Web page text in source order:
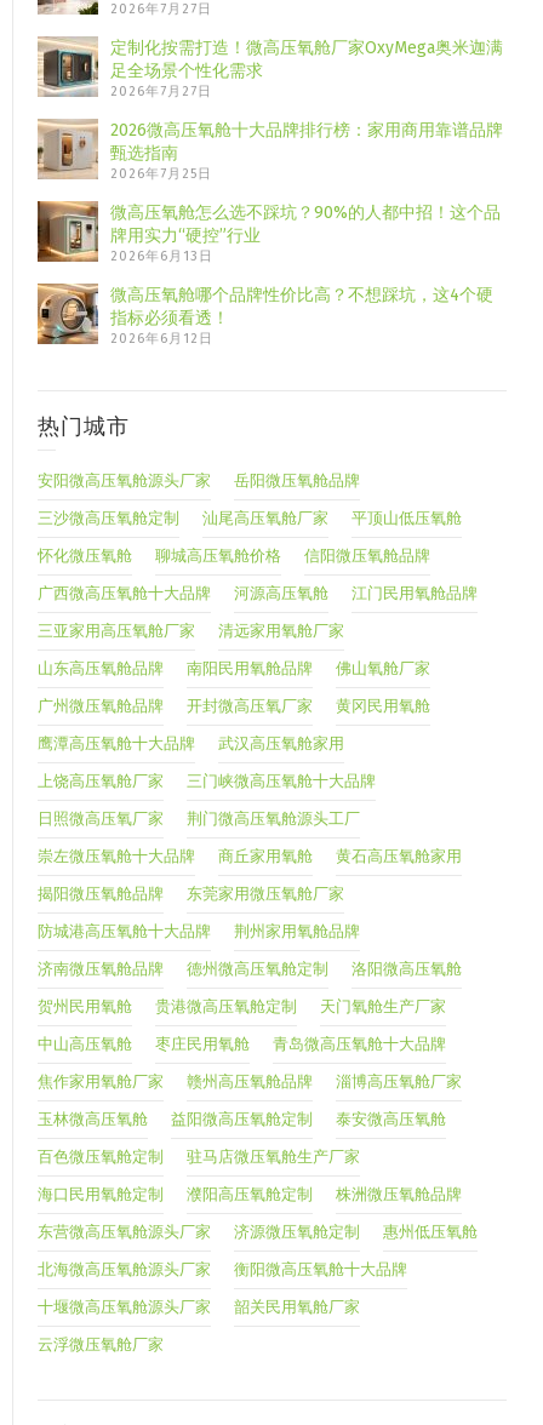
2026年7月27日
定制化按需打造！微高压氧舱厂家OxyMega奥米迦满
足全场景个性化需求
2026年7月27日
2026微高压氧舱十大品牌排行榜：家用商用靠谱品牌
甄选指南
2026年7月25日
微高压氧舱怎么选不踩坑？90%的人都中招！这个品
牌用实力“硬控”行业
2026年6月13日
微高压氧舱哪个品牌性价比高？不想踩坑，这4个硬
指标必须看透！
2026年6月12日
热门城市
安阳微高压氧舱源头厂家 岳阳微压氧舱品牌
三沙微高压氧舱定制 汕尾高压氧舱厂家 平顶山低压氧舱
怀化微压氧舱 聊城高压氧舱价格 信阳微压氧舱品牌
广西微高压氧舱十大品牌 河源高压氧舱 江门民用氧舱品牌
三亚家用高压氧舱厂家 清远家用氧舱厂家
山东高压氧舱品牌 南阳民用氧舱品牌 佛山氧舱厂家
广州微压氧舱品牌 开封微高压氧厂家 黄冈民用氧舱
鹰潭高压氧舱十大品牌 武汉高压氧舱家用
上饶高压氧舱厂家 三门峡微高压氧舱十大品牌
日照微高压氧厂家 荆门微高压氧舱源头工厂
崇左微压氧舱十大品牌 商丘家用氧舱 黄石高压氧舱家用
揭阳微压氧舱品牌 东莞家用微压氧舱厂家
防城港高压氧舱十大品牌 荆州家用氧舱品牌
济南微压氧舱品牌 德州微高压氧舱定制 洛阳微高压氧舱
贺州民用氧舱 贵港微高压氧舱定制 天门氧舱生产厂家
中山高压氧舱 枣庄民用氧舱 青岛微高压氧舱十大品牌
焦作家用氧舱厂家 赣州高压氧舱品牌 淄博高压氧舱厂家
玉林微高压氧舱 益阳微高压氧舱定制 泰安微高压氧舱
百色微压氧舱定制 驻马店微压氧舱生产厂家
海口民用氧舱定制 濮阳高压氧舱定制 株洲微压氧舱品牌
东营微高压氧舱源头厂家 济源微压氧舱定制 惠州低压氧舱
北海微高压氧舱源头厂家 衡阳微高压氧舱十大品牌
十堰微高压氧舱源头厂家 韶关民用氧舱厂家
云浮微压氧舱厂家